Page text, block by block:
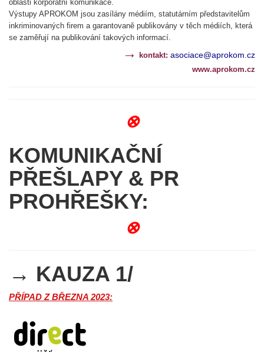
oblasti korporátní komunikace.
Výstupy APROKOM jsou zasílány médiím, statutárním představitelům
inkriminovaných firem a garantovaně publikovány v těch médiích, která
se zaměřují na publikování takových informací.
→ kontakt: asociace@aprokom.cz
www.aprokom.cz
⊗
KOMUNIKAČNÍ
PŘEŠLAPY & PR
PROHŘEŠKY:
⊗
→ KAUZA 1/
PŘÍPAD Z BŘEZNA 2023: